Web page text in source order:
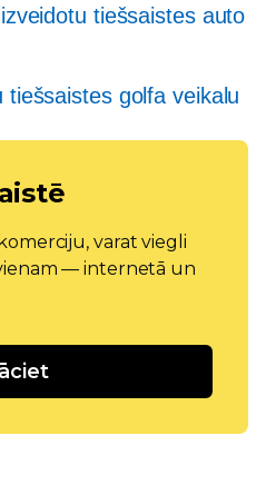
tiešsaistes auto
tiešsaistes golfa veikalu
varat viegli
— internetā un